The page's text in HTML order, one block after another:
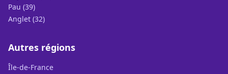
Pau (39)
Anglet (32)
Autres régions
Île-de-France